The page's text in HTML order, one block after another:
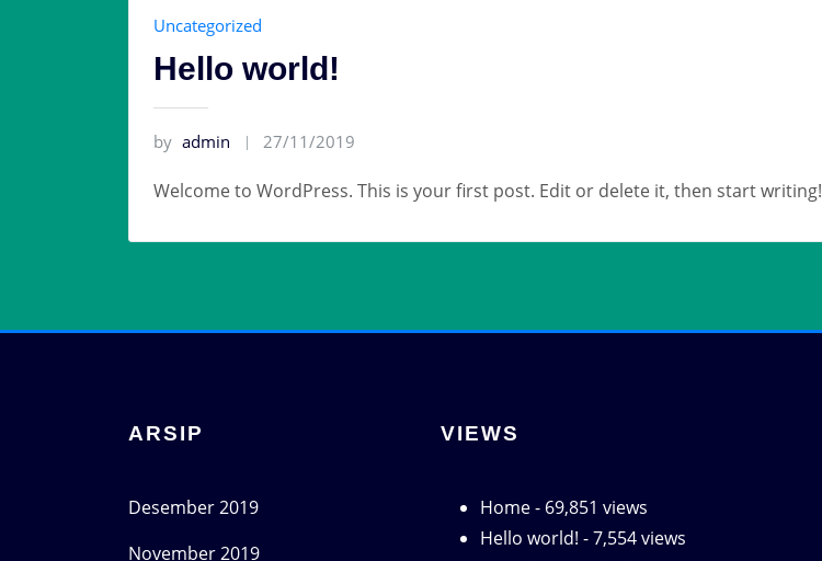
Uncategorized
Hello world!
by admin 27/11/2019
Welcome to WordPress. This is your first post. Edit or delete it, then start writing!
ARSIP
Desember 2019
November 2019
VIEWS
Home- 69,851 views
Hello world! - 7,554 views